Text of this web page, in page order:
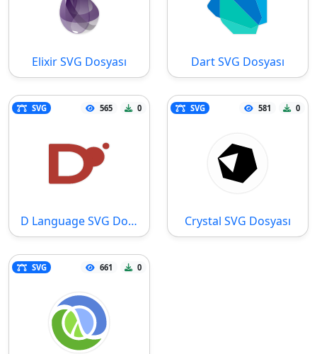
Elixir SVG Dosyası Dart SVG Dosyası
SVG 565 0
D Language SVG Dosyası
SVG 581 0
Crystal SVG Dosyası
SVG 661 0